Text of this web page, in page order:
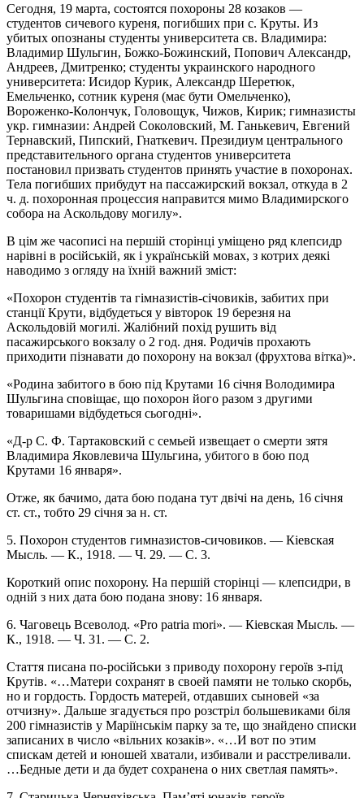
Сегодня, 19 марта, состоятся похороны 28 козаков —
студентов сичевого куреня, погибших при с. Круты. Из
убитых опознаны студенты университета св. Владимира:
Владимир Шульгин, Божко-Божинский, Попович Александр,
Андреев, Дмитренко; студенты украинского народного
университета: Исидор Курик, Александр Шеретюк,
Емельченко, сотник куреня (має бути Омельченко),
Вороженко-Колончук, Головощук, Чижов, Кирик; гимназисты
укр. гимназии: Андрей Соколовский, М. Ганькевич, Евгений
Тернавский, Пипский, Гнаткевич. Президиум центрального
представительного органа студентов университета
постановил призвать студентов принять участие в похоронах.
Тела погибших прибудут на пассажирский вокзал, откуда в 2
ч. д. похоронная процессия направится мимо Владимирского
собора на Аскольдову могилу».
В цім же часописі на першій сторінці уміщено ряд клепсидр
нарівні в російській, як і українській мовах, з котрих деякі
наводимо з огляду на їхній важний зміст:
«Похорон студентів та гімназистів-січовиків, забитих при
станції Крути, відбудеться у вівторок 19 березня на
Аскольдовій могилі. Жалібний похід рушить від
пасажирського вокзалу о 2 год. дня. Родичів прохають
приходити пізнавати до похорону на вокзал (фрухтова вітка)».
«Родина забитого в бою під Крутами 16 січня Володимира
Шульгина сповіщає, що похорон його разом з другими
товаришами відбудеться сьогодні».
«Д-р С. Ф. Тартаковский с семьей извещает о смерти зятя
Владимира Яковлевича Шульгина, убитого в бою под
Крутами 16 января».
Отже, як бачимо, дата бою подана тут двічі на день, 16 січня
ст. ст., тобто 29 січня за н. ст.
5. Похорон студентов гимназистов-сичовиков. — Кіевская
Мысль. — К., 1918. — Ч. 29. — С. 3.
Короткий опис похорону. На першій сторінці — клепсидри, в
одній з них дата бою подана знову: 16 января.
6. Чаговець Всеволод. «Рro patria mori». — Кіевская Мысль. —
К., 1918. — Ч. 31. — С. 2.
Стаття писана по-російськи з приводу похорону героїв з-під
Крутів. «…Матери сохранят в своей памяти не только скорбь,
но и гордость. Гордость матерей, отдавших сыновей «за
отчизну». Дальше згадується про розстріл большевиками біля
200 гімназистів у Маріїнськім парку за те, що знайдено списки
записаних в число «вільних козаків». «…И вот по этим
спискам детей и юношей хватали, избивали и расстреливали.
…Бедные дети и да будет сохранена о них светлая память».